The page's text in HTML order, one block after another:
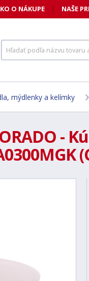
O NÁKUPE NAŠE
mýdlenky a kelímky
-